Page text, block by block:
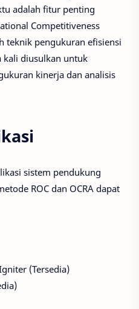
adalah fitur penting
Competitiveness
teknik pengukuran efisiensi
kali diusulkan untuk
kinerja dan analisis
sistem pendukung
ROC dan OCRA dapat
(Tersedia)